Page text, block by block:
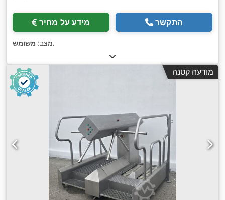
מידע על מחיר התקשר
מצב: משומש ,
מודעה קטנה